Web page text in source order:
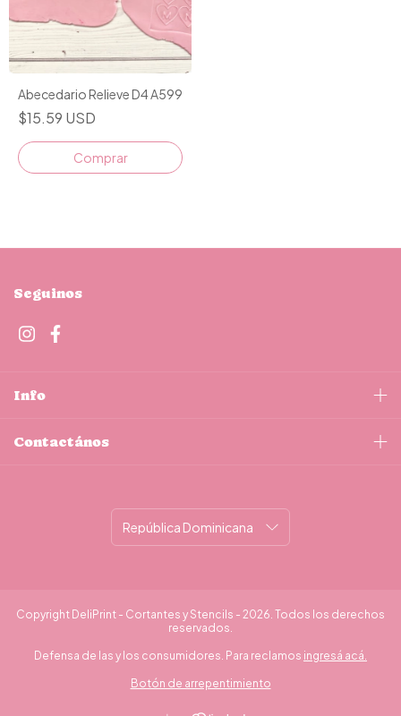
Abecedario Relieve D4 A599
$15.59 USD
Comprar
Seguinos
Info
Contactános
Copyright DeliPrint - Cortantes y Stencils - 2026. Todos los derechos
reservados.
Defensa de las y los consumidores. Para reclamos ingresá acá.
Botón de arrepentimiento